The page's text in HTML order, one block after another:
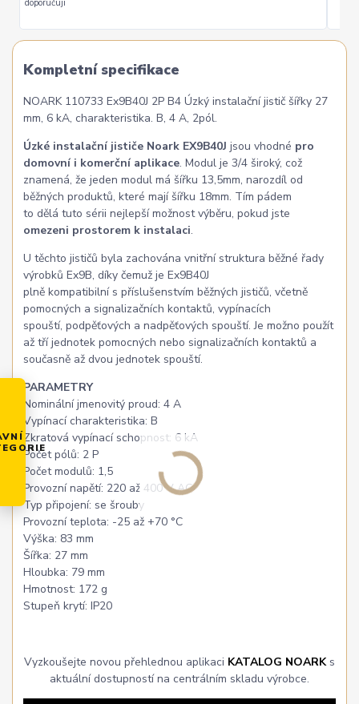
Kompletní specifikace
NOARK 110733 Ex9B40J 2P B4 Úzký instalační jistič šířky 27
mm, 6 kA, charakteristika. B, 4 A, 2pól.
Úzké instalační jističe Noark EX9B40J jsou vhodné pro
domovní i komerční aplikace. Modul je 3/4 široký, což
znamená, že jeden modul má šířku 13,5mm, narozdíl od
běžných produktů, které mají šířku 18mm. Tím pádem
to dělá tuto sérii nejlepší možnost výběru, pokud jste
omezeni prostorem k instalaci.
U těchto jističů byla zachována vnitřní struktura běžné řady
výrobků Ex9B, díky čemuž je Ex9B40J
plně kompatibilní s příslušenstvím běžných jističů, včetně
pomocných a signalizačních kontaktů, vypínacích
spouští, podpěťových a nadpěťových spouští. Je možno použít
až tří jednotek pomocných nebo signalizačních kontaktů a
současně až dvou jednotek spouští.
PARAMETRY
Nominální jmenovitý proud: 4 A
Vypínací charakteristika: B
Zkratová vypínací schopnost: 6 kA
Počet pólů: 2 P
Počet modulů: 1,5
Provozní napětí: 220 až 400 V AC
Typ připojení: se šrouby
Provozní teplota: -25 až +70 °C
Výška: 83 mm
Šířka: 27 mm
Hloubka: 79 mm
Hmotnost: 172 g
Stupeň krytí: IP20
Vyzkoušejte novou přehlednou aplikaci KATALOG NOARKs
aktuální dostupností na centrálním skladu výrobce.